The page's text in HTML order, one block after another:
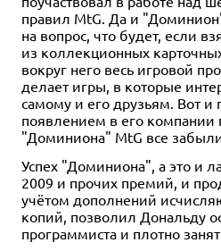
правил MtG. Да и
на вопрос, что будет, если
из коллекционных
вокруг него весь игровой
делает игры, в которые
самому и его друзьям. Вот и
появлением в его компании
"Доминиона" MtG все
Успех "Доминиона", а это и
2009 и прочих премий, и
учётом дополнений
копий, позволил Дональду
программиста и плотно